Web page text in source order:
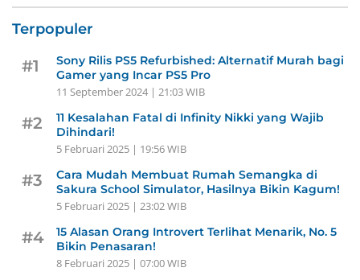
Terpopuler
#1
Sony Rilis PS5 Refurbished: Alternatif Murah bagi
Gamer yang Incar PS5 Pro
11 September 2024 | 21:03 WIB
#2
11 Kesalahan Fatal di Infinity Nikki yang Wajib
Dihindari!
5 Februari 2025 | 19:56 WIB
#3
Cara Mudah Membuat Rumah Semangka di
Sakura School Simulator, Hasilnya Bikin Kagum!
5 Februari 2025 | 23:02 WIB
#4
15 Alasan Orang Introvert Terlihat Menarik, No. 5
Bikin Penasaran!
8 Februari 2025 | 07:00 WIB